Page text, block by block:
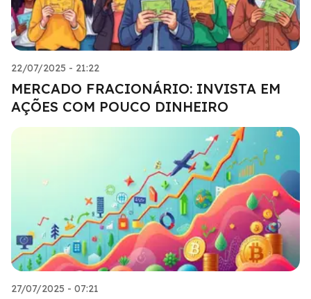
22/07/2025 - 21:22
MERCADO FRACIONÁRIO: INVISTA EM
AÇÕES COM POUCO DINHEIRO
27/07/2025 - 07:21